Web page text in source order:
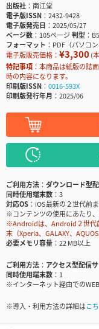
出版社
南江堂
電子版ISSN
2432-9428
電子版発売日
2025/05/27
ページ数
105ページ判型
B5
フォーマット
PDF（パソコ
電子版販売価格： ¥3,300(
特記事項
本商品は紙版の誌
時の内容になります。
印刷版ISSN
0016-593X
印刷版発行年月
2025/06
ご利用方法
ダウンロード型
同時使用端末数
3
対応OS
iOS最新の２世代前
※コンテンツの使用にあたり
※Androidは、Android２世代
末（Xperia、GALAXY、
必要メモリ容量
22 MB以上
ご利用方法
アクセス型配信
同時使用端末数
1
※インターネット経由での
※導入・利用方法の詳細はこ